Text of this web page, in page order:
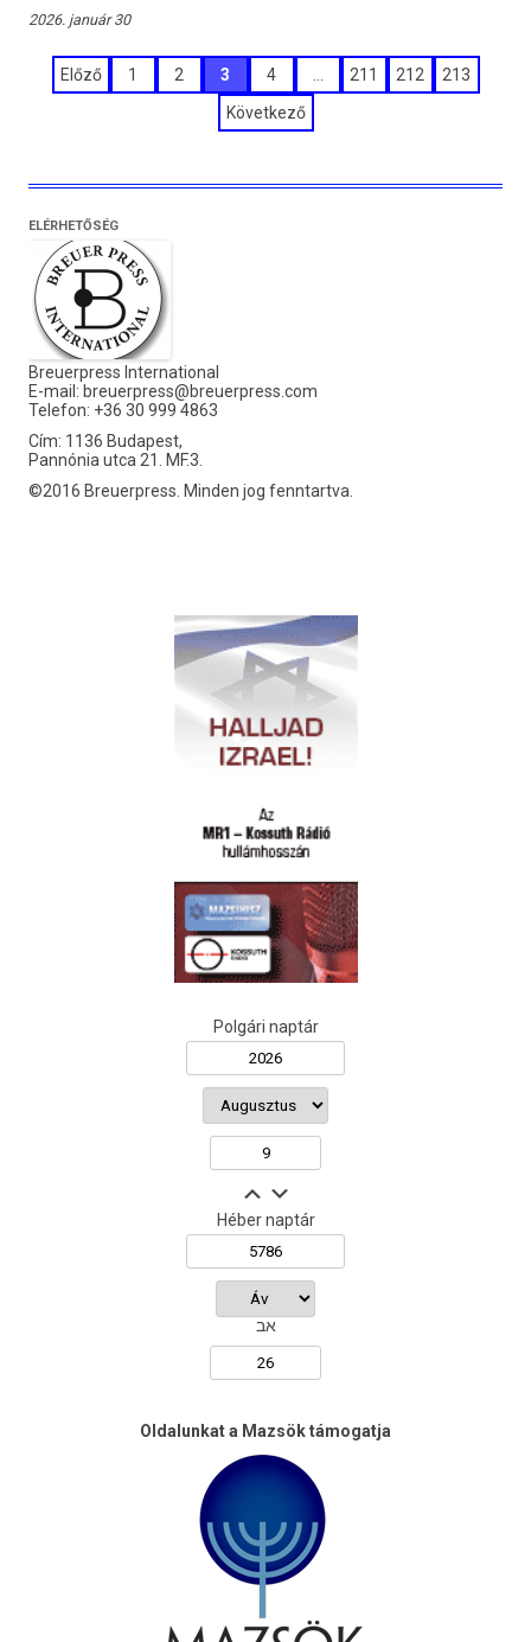
2026. január 30
Bejegyzések
Előző 1 2 3 4 211 212
213
Következő
ELÉRHETŐSÉG
Breuerpress International
E-mail: breuerpress@breuerpress.com
Telefon: +36 30 999 4863
Cím: 1136 Budapest,
Pannónia utca 21. MF.3.
©2016 Breuerpress. Minden jog fenntartva.
Polgári naptár
Héber naptár
אב
Oldalunkat a Mazsök támogatja